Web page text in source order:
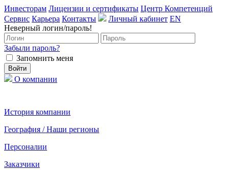
Инвесторам Лицензии и сертификаты Центр Компетенций
Сервис Карьера Контакты Личный кабинет EN
Неверный логин/пароль!
Забыли пароль?
Запомнить меня
О компании
История компании
География / Наши регионы
Персоналии
Заказчики